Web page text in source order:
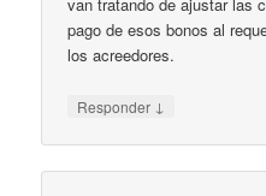
van tratando de ajustar las
pago de esos bonos al
los acreedores.
Responder ↓